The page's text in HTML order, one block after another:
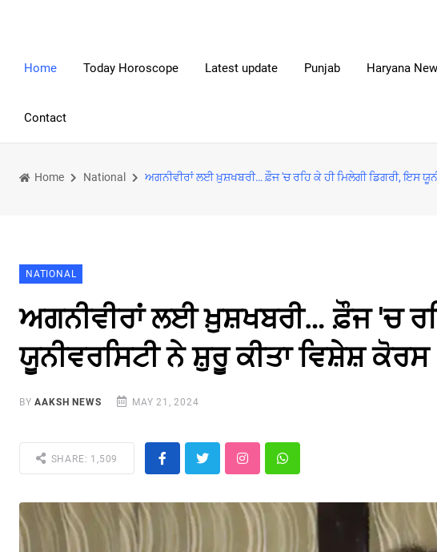
Home Today Horoscope Latest update Punjab Haryana
Contact
Home National ਅਗਨੀਵੀਰਾਂ ਲਈ ਖ਼ੁਸ਼ਖਬਰੀ… ਫ਼ੌਜ 'ਚ ਰਹਿ ਕੇ ਹੀ ਮਿਲੇਗੀ ਡਿਗਰੀ, ਇਸ
NATIONAL
ਅਗਨੀਵੀਰਾਂ ਲਈ ਖ਼ੁਸ਼ਖਬਰੀ… ਫ਼ੌਜ 'ਚ
ਯੂਨੀਵਰਸਿਟੀ ਨੇ ਸ਼ੁਰੂ ਕੀਤਾ ਵਿਸ਼ੇਸ਼ ਕੋਰਸ
BYAAKSH NEWS MAY 21, 2024
SHARE: 1,509